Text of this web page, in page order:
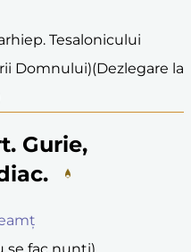
Tesalonicului
Domnului)(Dezlegare la
Gurie,
se fac nunți)